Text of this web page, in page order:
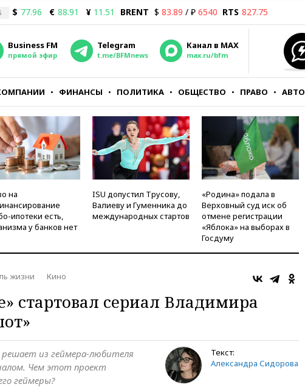
$ 77.96 € 88.91 ¥ 11.51 BRENT $ 83.89 / ₽ 6540 RTS 827.75
Business FM
прямой эфир
Telegram
t.me/BFMnews
Канал в MAX
max.ru/bfm
ФИНАНСЫ ПОЛИТИКА ОБЩЕСТВО ПРАВО АВТО
на
ипотеки есть,
у банков нет
ISU допустил Трусову,
Валиеву и Гуменника до
международных стартов
«Родина» подала в
Верховный суд иск об
отмене регистрации
«Яблока» на выборах в
Госдуму
жизни Кино
стартовал сериал Владимира
Текст:
Александра Сидорова
из геймера-любителя
Чем этот проект
геймеры?